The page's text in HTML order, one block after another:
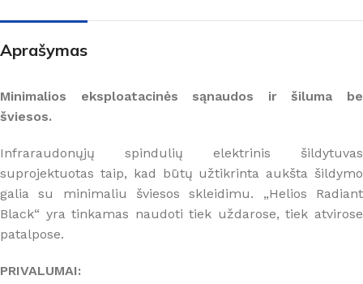
Aprašymas
Minimalios eksploatacinės sąnaudos ir šiluma be
šviesos.
Infraraudonųjų spindulių elektrinis šildytuvas
suprojektuotas taip, kad būtų užtikrinta aukšta šildymo
galia su minimaliu šviesos skleidimu. „Helios Radiant
Black“ yra tinkamas naudoti tiek uždarose, tiek atvirose
patalpose.
PRIVALUMAI: